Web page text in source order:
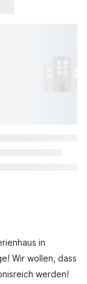
in
Wir wollen, dass
werden!